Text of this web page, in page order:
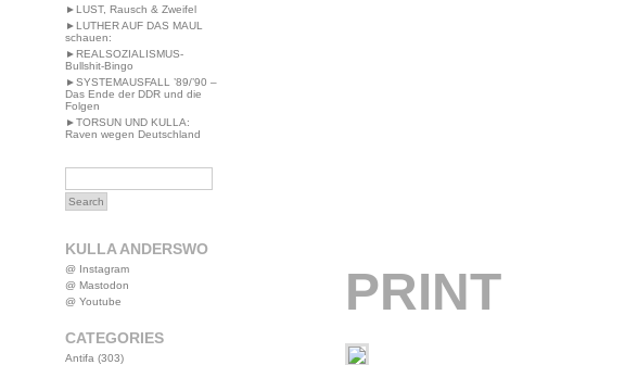
►LUST, Rausch & Zweifel
►LUTHER AUF DAS MAUL
schauen:
►REALSOZIALISMUS-
Bullshit-Bingo
►SYSTEMAUSFALL ’89/’90 –
Das Ende der DDR und die
Folgen
►TORSUN UND KULLA:
Raven wegen Deutschland
KULLA ANDERSWO
@ Instagram
@ Mastodon
@ Youtube
CATEGORIES
Antifa (303)
PRINT